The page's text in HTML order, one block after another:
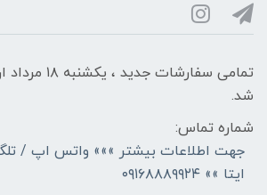
تمامی سفارشات
شد.
شماره تماس:
جهت اطلاعات بیشتر »»» واتس اپ /
ایتا »» ۰۹۱۶۸۸۸۹۹۲۴